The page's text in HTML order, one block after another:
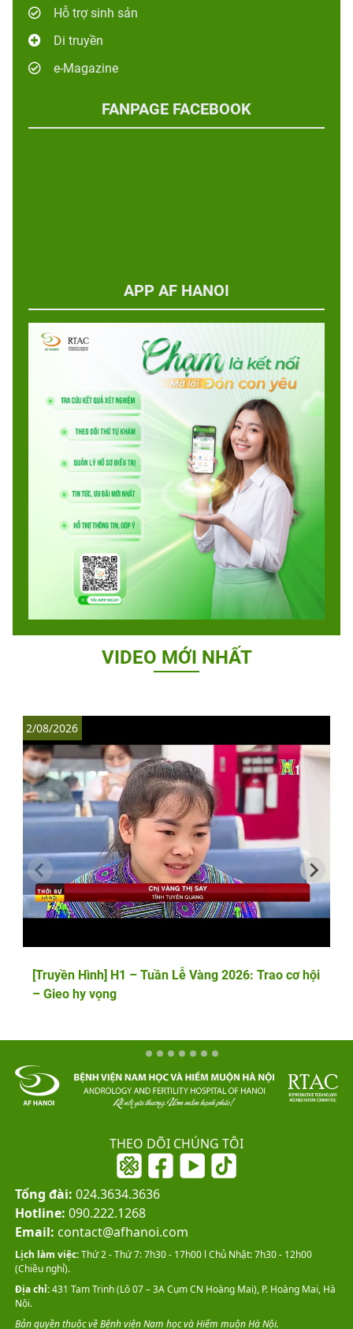
Hỗ trợ sinh sản
Di truyền
e-Magazine
FANPAGE FACEBOOK
APP AF HANOI
VIDEO MỚI NHẤT
[Truyền Hình] H1 – Tuần Lễ Vàng 2026: Trao cơ hội
– Gieo hy vọng
2/08/2026
THEO DÕI CHÚNG TÔI
Tổng đài: 024.3634.3636
Hotline: 090.222.1268
Email: contact@afhanoi.com
Lịch làm việc:Thứ 2 - Thứ 7: 7h30 - 17h00 l Chủ Nhật: 7h30 - 12h00
(Chiều nghỉ).
Địa chỉ:431 Tam Trinh (Lô 07 – 3A Cụm CN Hoàng Mai), P. Hoàng Mai, Hà
Nội.
Bản quyền thuộc về Bệnh viện Nam học và Hiếm muộn Hà Nội.